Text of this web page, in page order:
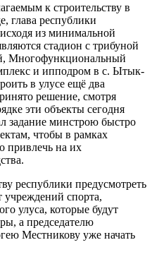
к строительству в
глава республики
из минимальной
стадион с трибуной
Многофункциональный
и ипподром в с. Ытык-
в улусе ещё два
решение, смотря
эти объекты сегодня
задание минстрою быстро
чтобы в рамках
привлечь на их
республики предусмотреть
учреждений спорта,
улуса, которые будут
а председателю
Местникову уже начать